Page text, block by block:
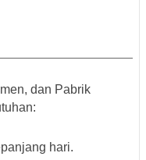
dan Pabrik
hari.